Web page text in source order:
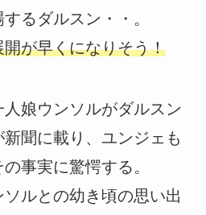
るダルスン・・。
が早くになりそう！
娘ウンソルがダルスン
聞に載り、ユンジェも
事実に驚愕する。
ソルとの幼き頃の思い出